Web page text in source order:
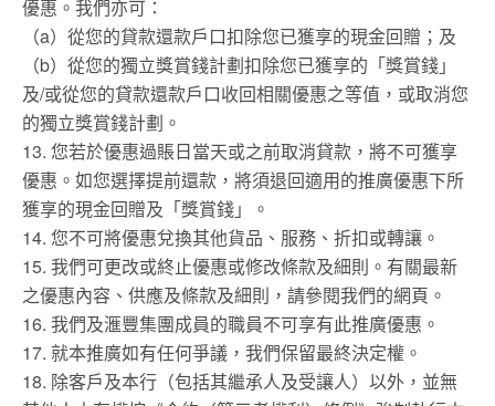
優惠。我們亦可：
（a）從您的貸款還款戶口扣除您已獲享的現金回贈；及
（b）從您的獨立獎賞錢計劃扣除您已獲享的「獎賞錢」
及/或從您的貸款還款戶口收回相關優惠之等值，或取消您
的獨立獎賞錢計劃。
13. 您若於優惠過賬日當天或之前取消貸款，將不可獲享
優惠。如您選擇提前還款，將須退回適用的推廣優惠下所
獲享的現金回贈及「獎賞錢」。
14. 您不可將優惠兌換其他貨品、服務、折扣或轉讓。
15. 我們可更改或終止優惠或修改條款及細則。有關最新
之優惠內容、供應及條款及細則，請參閱我們的網頁。
16. 我們及滙豐集團成員的職員不可享有此推廣優惠。
17. 就本推廣如有任何爭議，我們保留最終決定權。
18. 除客戶及本行（包括其繼承人及受讓人）以外，並無